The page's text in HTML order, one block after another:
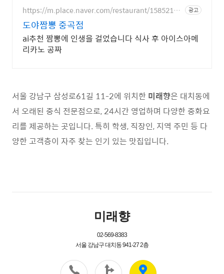
https://m.place.naver.com/restaurant/15852119 광고
도야짬뽕 중곡점
ai추천 짬뽕에 인생을 걸었습니다 식사 후 아이스아메
리카노 공짜
서울 강남구 삼성로61길 11-2에 위치한 미래향은 대치동에
서 오래된 중식 전문점으로, 24시간 영업하며 다양한 중화요
리를 제공하는 곳입니다. 특히 학생, 직장인, 지역 주민 등 다
양한 고객층이 자주 찾는 인기 있는 맛집입니다.